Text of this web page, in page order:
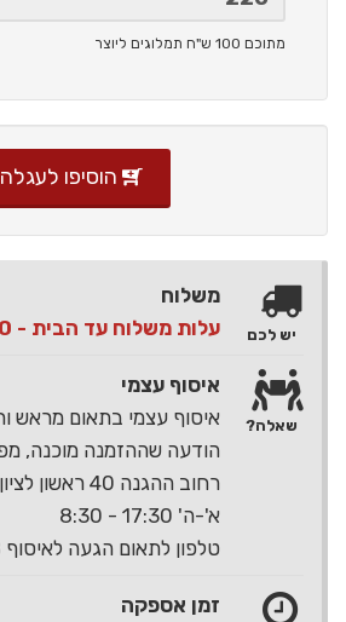
מתוכם 100 ש"ח תמלוגים ליוצר
הוסיפו לעגלה
משלוח
עלות משלוח עד הבית - 30.00 ש"ח בלבד
איסוף עצמי
איסוף עצמי בתאום מראש
הודעה שההזמנה מוכנה,
רחוב ההגנה 40 ראשון לציון.
א'-ה' 17:30 - 8:30
טלפון לתאום הגעה לאיסוף 1-700-501-508
זמן אספקה
יש לכם
שאלה?